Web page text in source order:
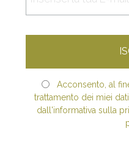
Acconsento, al
trattamento dei miei
dall'informativa sulla